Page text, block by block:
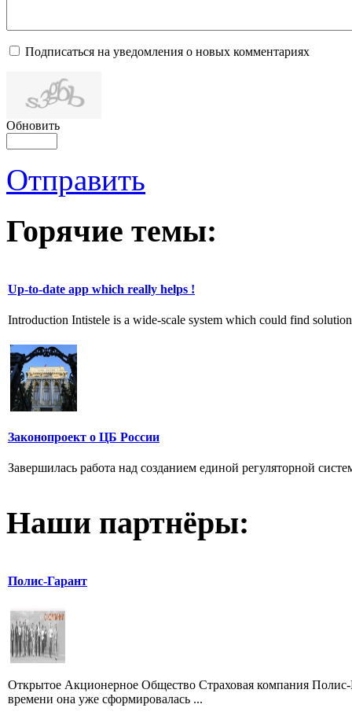
Подписаться на уведомления о новых комментариях
Обновить
Отправить
Горячие темы:
Up-to-date app which really helps !
Introduction Intistele is a wide-scale system which could find
Законопроект о ЦБ России
Завершилась работа над созданием единой регуляторной
Наши партнёры:
Полис-Гарант
Открытое Акционерное Общество Страховая компания
времени она уже сформировалась ...